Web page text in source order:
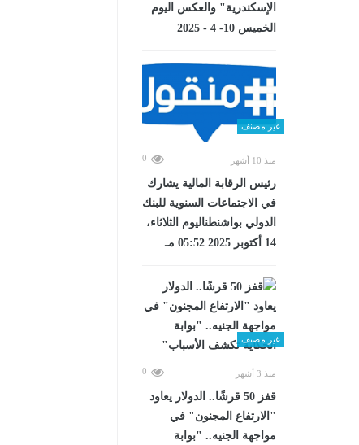
الإسكندرية" والعكس اليوم
الخميس 10- 4 - 2025
غير مصنف
منذ 10 أشهر 0
رئيس الرقابة المالية يشارك
في الاجتماعات السنوية للبنك
الدولي بواشنطناليوم الثلاثاء،
14 أكتوبر 2025 05:52 مـ
غير مصنف
منذ 3 أشهر 0
قفز 50 قرشًا.. الدولار يعاود
"الارتفاع المجنون" في
مواجهة الجنيه.. "بوابة